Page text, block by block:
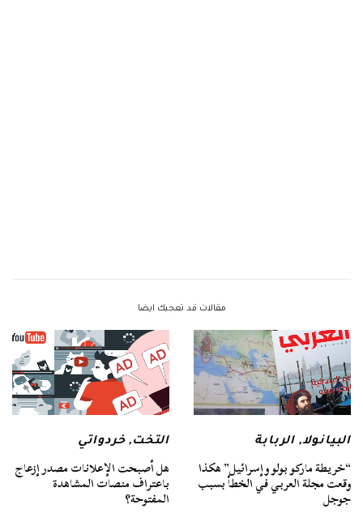
مقالات قد تعجبك ايضا
البيانولا,الربابة
“خريطة ماركو بولو وإسرائيل” هكذا
وقعت مجلة العربي في الخطأ بسبب
جوجل
التخت,خردواتي
هل أصبحت الإعلانات مصدر إزعاج
باعتراف منصات المشاهدة
المفتوحة؟